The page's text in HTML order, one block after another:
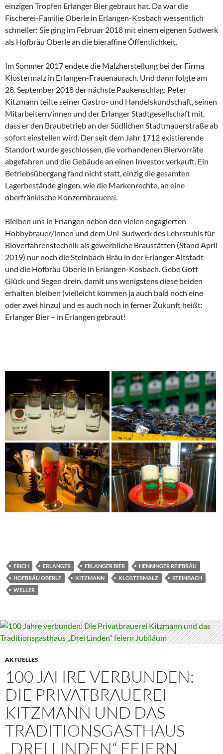
einzigen Tropfen Erlanger Bier gebraut hat. Da war die
Fischerei-Familie Oberle in Erlangen-Kosbach wessentlich
schneller: Sie ging im Februar 2018 mit einem eigenen Sudwerk
als Hofbräu Oberle an die bieraffine Öffentlichkeit.
Im Sommer 2017 endete die Malzherstellung bei der Firma
Klostermalz in Erlangen-Frauenaurach. Und dann folgte am
28. September 2018 der nächste Paukenschlag: Peter
Kitzmann teilte seiner Gastro- und Handelskundschaft, seinen
Mitarbeitern/innen und der Erlanger Stadtgesellschaft mit,
dass er den Braubetrieb an der Südlichen Stadtmauerstraße ab
sofort einstellen wird. Der seit dem Jahr 1712 existierende
Standort wurde geschlossen, die vorhandenen Biervorräte
abgefahren und die Gebäude an einen Investor verkauft. Ein
Betriebsübergang fand nicht statt, einzig die gesamten
Lagerbestände gingen, wie die Markenrechte, an eine
oberfränkische Konzernbrauerei.
Bleiben uns in Erlangen neben den vielen engagierten
Hobbybrauer/innen und dem Uni-Sudwerk des Lehrstuhls für
Bioverfahrenstechnik als gewerbliche Braustätten (Stand April
2019) nur noch die Steinbach Bräu in der Erlanger Altstadt
und die Hofbräu Oberle in Erlangen-Kosbach. Gebe Gott
Glück und Segen drein, damit uns wenigstens diese beiden
erhalten bleiben (vielleicht kommen ja auch bald noch eine
oder zwei hinzu) und es auch noch in ferner Zukunft heißt:
Erlanger Bier – in Erlangen gebraut!
ERICH ERLANGER ERLANGER BIER
HENNINGER REIFBRÄU
HOFBRÄU OBERLE
KITZMANN KLOSTERMALZ
STEINBACH
WELLER
AKTUELLES
100 JAHRE VERBUNDEN:
DIE PRIVATBRAUEREI
KITZMANN UND DAS
TRADITIONSGASTHAUS
„DREI LINDEN“ FEIERN